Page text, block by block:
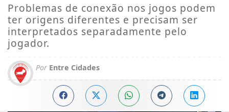
Problemas de conexão nos jogos podem
ter origens diferentes e precisam ser
interpretados separadamente pelo
jogador.
Por Entre Cidades